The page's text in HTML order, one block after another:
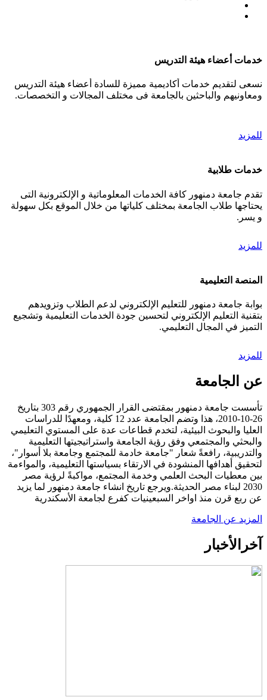
خدمات أعضاء هيئة التدريس
نسعى لتقديم خدمات أكاديمية مميزة للسادة أعضاء هيئة التدريس
ومعاونيهم والباحثين بالجامعة فى مختلف المجالات و التخصصات.
للمزيد
خدمات طلابية
تقدم جامعة دمنهور كافة الخدمات المعلوماتية و الإلكترونية التى
يحتاجها طلاب الجامعة بمختلف كلياتها من خلال الموقع بكل سهولة
و يسر.
للمزيد
المنصة التعليمية
بوابة جامعة دمنهور للتعليم الإلكتروني لدعم الطلاب وتزويدهم
بتقنية التعليم الإلكتروني لتحسين جودة الخدمات التعليمية وتشجيع
التميز في المجال التعليمي.
للمزيد
عن الجامعة
تأسست جامعة دمنهور بمقتضى القرار الجمهوري رقم 303 بتاريخ
26-10-2010، هذا وتضم الجامعة عدد 12 كلية، ومعهدًا للدراسات
العليا والبحوث البيئية، لتخدم قطاعات عدة على المستوي التعليمي
والبحثي والمجتمعي وفق رؤية الجامعة واستراتيجيتها التعليمية
والتدريبية، رافعةً شعار "جامعة خادمة للمجتمع وجامعة بلا أسوار"،
لتحقيق أهدافها المنشودة في الارتقاء بسياستها التعليمية، والمواءمة
بين معطيات البحث العلمي وخدمة المجتمع، مواكبةً لرؤية مصر
2030 لبناء مصر الحديثة.ويرجع تاريخ انشاء جامعة دمنهور لما يزيد
عن ربع قرن منذ اواخر السبعينيات كفرع لجامعة الأسكندرية
المزيد عن الجامعة
آخر الأخبار